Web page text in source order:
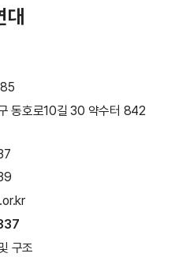
대
동호로10길 30 약수터 842
구조